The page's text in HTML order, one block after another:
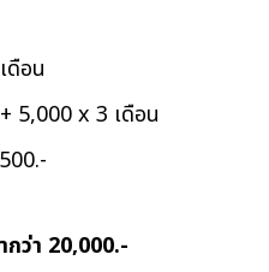
ดือน
5,000 x 3 เดือน
ว่า 20,000.-